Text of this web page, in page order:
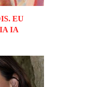
EU
IA